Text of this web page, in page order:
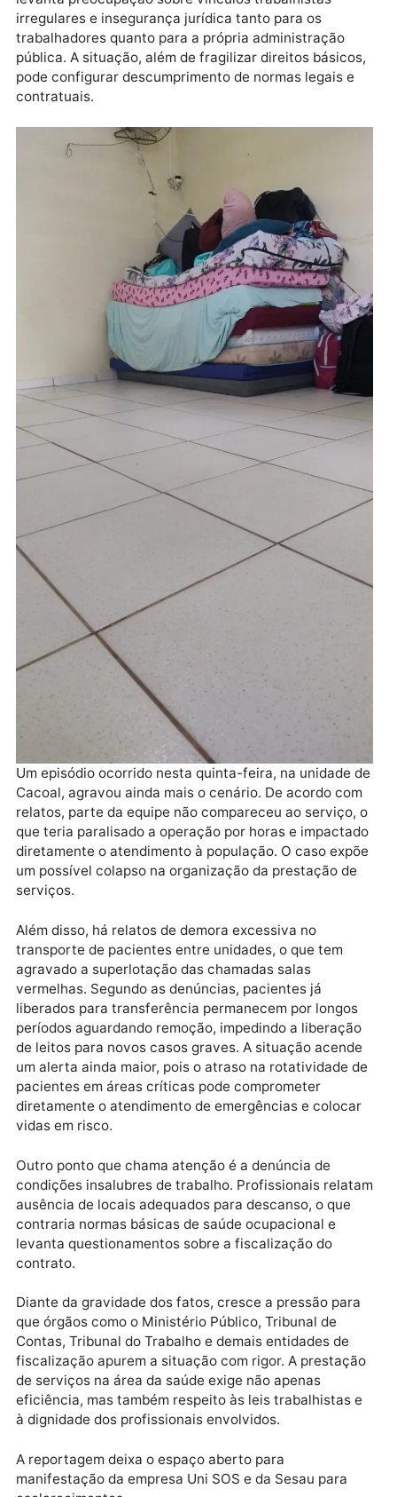
Publicidade
Informações obtidas pelo JH Notícias apontam que
profissionais atuando sem registro formal, o que
levanta preocupação sobre vínculos trabalhistas
trabalhadores quanto para a própria administração
pública. A situação, além de fragilizar direitos
pode configurar descumprimento de normas legais e
Um episódio ocorrido nesta quinta-feira, na unidade
Cacoal, agravou ainda mais o cenário. De acordo
relatos, parte da equipe não compareceu ao
que teria paralisado a operação por horas e
diretamente o atendimento à população. O caso
um possível colapso na organização da prestação de
serviços.
Além disso, há relatos de demora excessiva no
agravado a superlotação das chamadas salas
vermelhas. Segundo as denúncias, pacientes já
liberados para transferência permanecem por longos
períodos aguardando remoção, impedindo a
de leitos para novos casos graves. A situação
pacientes em áreas críticas pode comprometer
diretamente o atendimento de emergências e
vidas em risco.
Outro ponto que chama atenção é a denúncia de
condições insalubres de trabalho. Profissionais
contraria normas básicas de saúde ocupacional e
levanta questionamentos sobre a fiscalização do